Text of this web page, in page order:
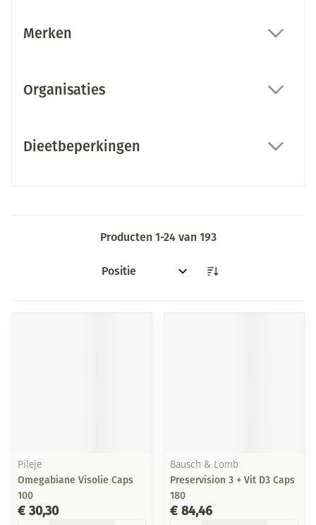
Merken
Organisaties
Dieetbeperkingen
Producten 1-24van 193
Sorteer op:
Pileje
Omegabiane Visolie Caps
100
€ 30,30
Bausch & Lomb
Preservision 3 + Vit D3 Caps
180
€ 84,46